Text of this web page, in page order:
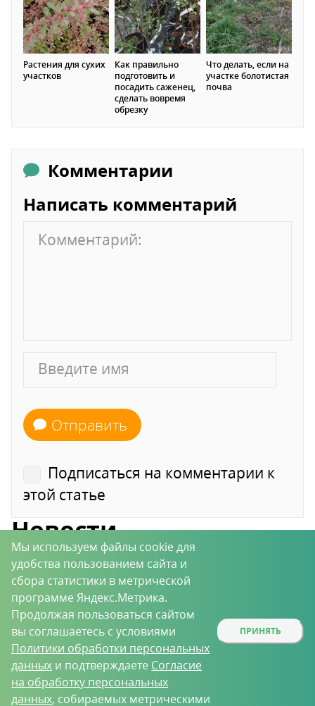
Растения для сухих
участков
Как правильно
подготовить и
посадить саженец,
сделать вовремя
обрезку
Что делать, если на
участке болотистая
почва
Комментарии
Написать комментарий
Отправить
Подписаться на комментарии к
этой статье
Новости
«Блокбастер» манит тараканов и
муравьев малиновым вареньем и
сливочным печеньем!
04 Июня 2026
В линейке сидератов –
пополнение!
Мы используем файлы cookie для
удобства пользованием сайта и
сбора статистики в метрической
программе Яндекс.Метрика.
Продолжая пользоваться сайтом
вы соглашаетесь с условиями
Политики обработки персональных
данных и подтверждаете Согласие
на обработку персональных
данных, собираемых метрическими
ПРИНЯТЬ